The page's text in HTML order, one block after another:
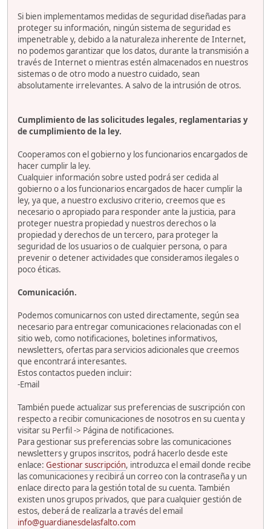
Si bien implementamos medidas de seguridad diseñadas para
proteger su información, ningún sistema de seguridad es
impenetrable y, debido a la naturaleza inherente de Internet,
no podemos garantizar que los datos, durante la transmisión a
través de Internet o mientras estén almacenados en nuestros
sistemas o de otro modo a nuestro cuidado, sean
absolutamente irrelevantes. A salvo de la intrusión de otros.
Cumplimiento de las solicitudes legales, reglamentarias y
de cumplimiento de la ley.
Cooperamos con el gobierno y los funcionarios encargados de
hacer cumplir la ley.
Cualquier información sobre usted podrá ser cedida al
gobierno o a los funcionarios encargados de hacer cumplir la
ley, ya que, a nuestro exclusivo criterio, creemos que es
necesario o apropiado para responder ante la justicia, para
proteger nuestra propiedad y nuestros derechos o la
propiedad y derechos de un tercero, para proteger la
seguridad de los usuarios o de cualquier persona, o para
prevenir o detener actividades que consideramos ilegales o
poco éticas.
Comunicación.
Podemos comunicarnos con usted directamente, según sea
necesario para entregar comunicaciones relacionadas con el
sitio web, como notificaciones, boletines informativos,
newsletters, ofertas para servicios adicionales que creemos
que encontrará interesantes.
Estos contactos pueden incluir:
-Email
También puede actualizar sus preferencias de suscripción con
respecto a recibir comunicaciones de nosotros en su cuenta y
visitar su Perfil -> Página de notificaciones.
Para gestionar sus preferencias sobre las comunicaciones
newsletters y grupos inscritos, podrá hacerlo desde este
enlace: Gestionar suscripción, introduzca el email donde recibe
las comunicaciones y recibirá un correo con la contraseña y un
enlace directo para la gestión total de su cuenta. También
existen unos grupos privados, que para cualquier gestión de
estos, deberá de realizarla a través del email
info@guardianesdelasfalto.com